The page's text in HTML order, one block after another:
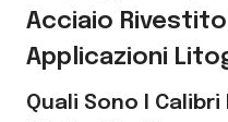
Acciaio
Applicazioni
Quali Sono I Calibri